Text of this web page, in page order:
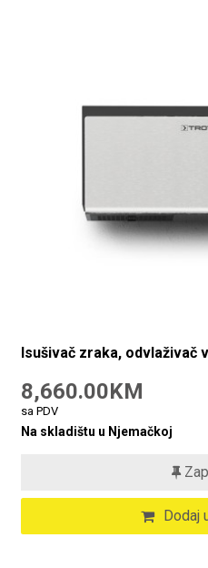
Isušivač zraka, odvlaživač
8,660.00KM
sa PDV
Na skladištu u Njemačkoj
Dodaj